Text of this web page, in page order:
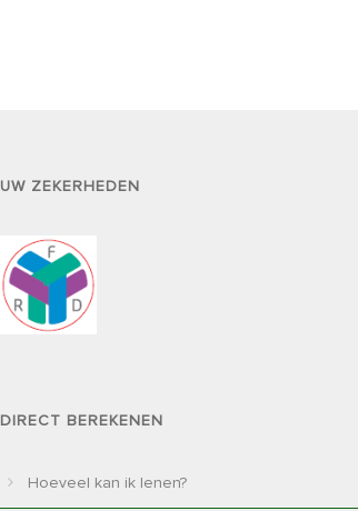
UW ZEKERHEDEN
DIRECT BEREKENEN
Hoeveel kan ik lenen?